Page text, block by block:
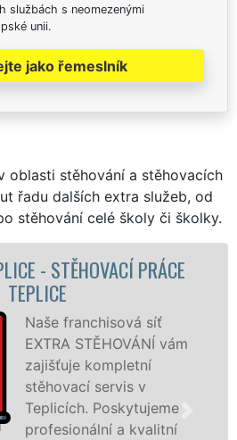
službách s neomezenými
unii.
jako řemeslník
oblasti stěhování a stěhovacích
řadu dalších extra služeb, od
stěhování celé školy či školky.
SLUŽBA TEPLICE -
STĚHOVACÍ FIRMA TEPLICE
Poskytujeme
stěhovací služby v
Teplicích na
špičkové úrovni se
speciální stěhovací
technikou. Tyto